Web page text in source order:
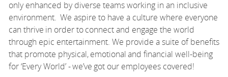
only enhanced by diverse teams working in an inclusive
environment. We aspire to have a culture where everyone
can thrive in order toconnect and engage the world
through epic entertainment. We provide a suite of benefits
that promote physical,emotionaland financial well-being
for‘Every World’-we’ve got our employees covered!